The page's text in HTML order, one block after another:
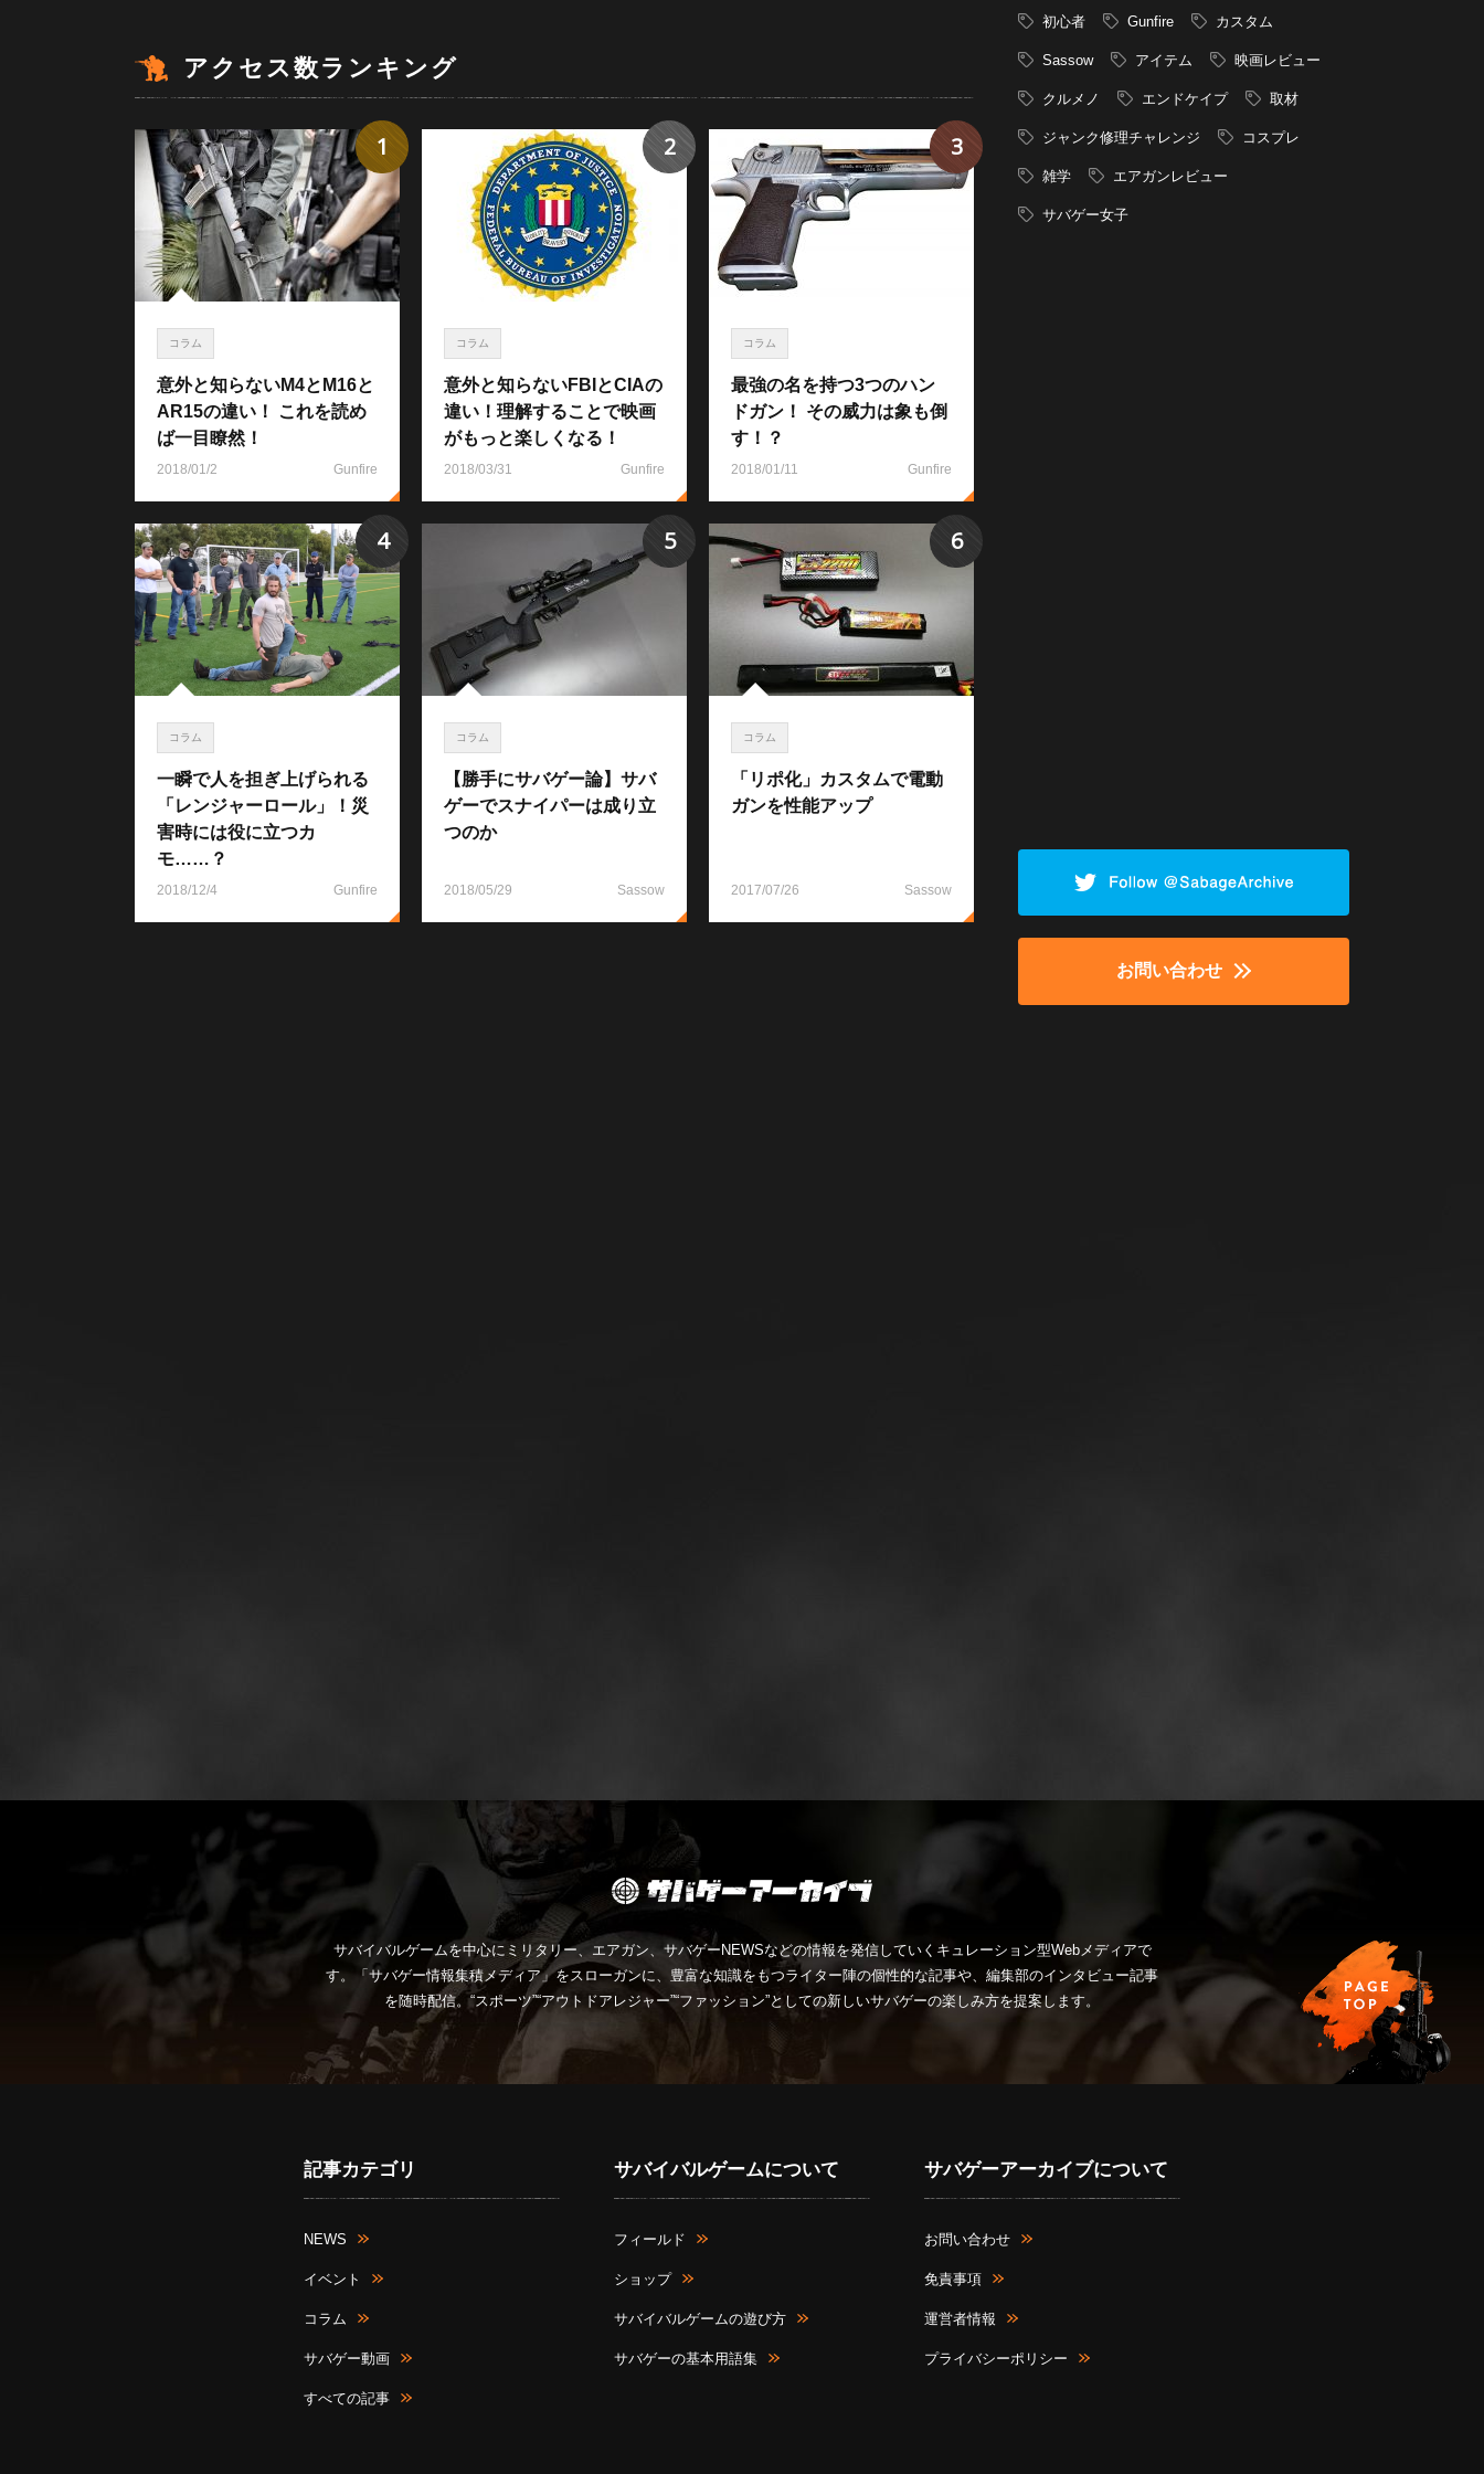
アクセス数ランキング
コラム
意外と知らないM4とM16と
AR15の違い！ これを読め
ば一目瞭然！
2018/01/2 Gunfire
1
コラム
意外と知らないFBIとCIAの
違い！理解することで映画
がもっと楽しくなる！
2018/03/31 Gunfire
2
コラム
最強の名を持つ3つのハン
ドガン！ その威力は象も倒
す！？
2018/01/11 Gunfire
3
コラム
一瞬で人を担ぎ上げられる
「レンジャーロール」！災
害時には役に立つカ
モ……？
2018/12/4 Gunfire
4
コラム
【勝手にサバゲー論】サバ
ゲーでスナイパーは成り立
つのか
2018/05/29 Sassow
5
コラム
「リポ化」カスタムで電動
ガンを性能アップ
2017/07/26 Sassow
6
初心者 Gunfire カスタム
Sassow アイテム 映画レビュー
クルメノ エンドケイプ 取材
ジャンク修理チャレンジ コスプレ
雑学 エアガンレビュー
サバゲー女子
お問い合わせ
サバイバルゲームを中心にミリタリー、エアガン、サバゲーNEWSなどの情報を発信していくキュレーション型Webメディアで
す。「サバゲー情報集積メディア」をスローガンに、豊富な知識をもつライター陣の個性的な記事や、編集部のインタビュー記事
を随時配信。“スポーツ”“アウトドアレジャー”“ファッション”としての新しいサバゲーの楽しみ方を提案します。
記事カテゴリ
NEWS
イベント
コラム
サバゲー動画
すべての記事
サバイバルゲームについて
フィールド
ショップ
サバイバルゲームの遊び方
サバゲーの基本用語集
サバゲーアーカイブについて
お問い合わせ
免責事項
運営者情報
プライバシーポリシー